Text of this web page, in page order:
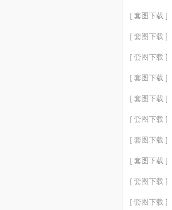
[ 套图下载 ]
[ 套图下载 ]
[ 套图下载 ]
[ 套图下载 ]
[ 套图下载 ]
[ 套图下载 ]
[ 套图下载 ]
[ 套图下载 ]
[ 套图下载 ]
[ 套图下载 ]